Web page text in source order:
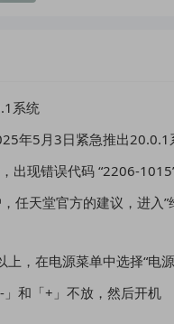
系统
年5月3日紧急推出20.0.1
出现错误代码 “2206-
任天堂官方的建议，进入”
，在电源菜单中选择“电
和「+」不放，然后开机